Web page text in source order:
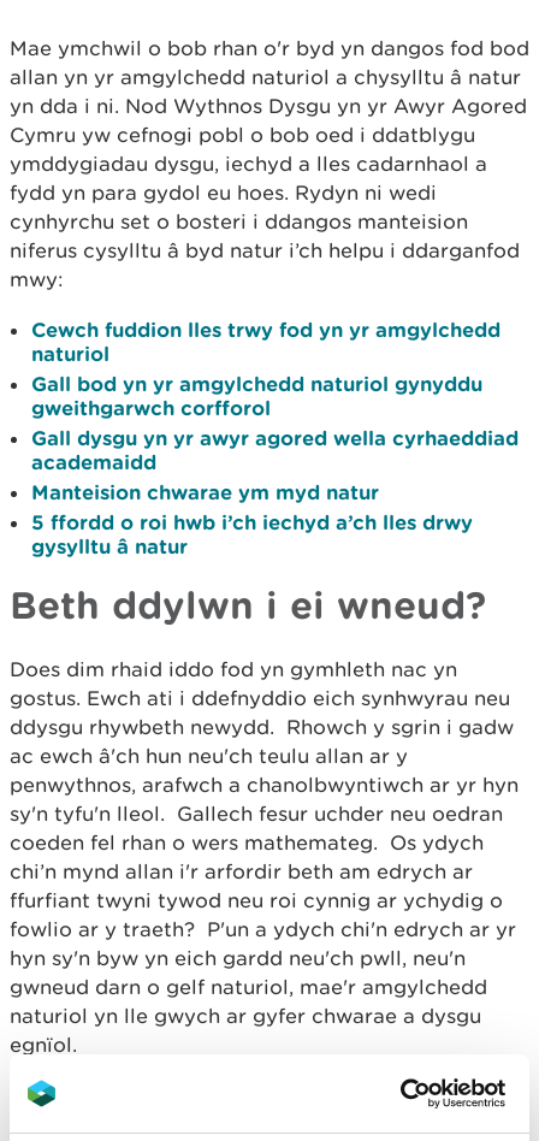
Mae ymchwil o bob rhan o'r byd yn dangos fod bod
allan yn yr amgylchedd naturiol a chysylltu â natur
yn dda i ni. Nod Wythnos Dysgu yn yr Awyr Agored
Cymru yw cefnogi pobl o bob oed i ddatblygu
ymddygiadau dysgu, iechyd a lles cadarnhaol a
fydd yn para gydol eu hoes. Rydyn ni wedi
cynhyrchu set o bosteri i ddangos manteision
niferus cysylltu â byd natur i’ch helpu i ddarganfod
mwy:
Cewch fuddion lles trwy fod yn yr amgylchedd
naturiol
Gall bod yn yr amgylchedd naturiol gynyddu
gweithgarwch corfforol
Gall dysgu yn yr awyr agored wella cyrhaeddiad
academaidd
Manteision chwarae ym myd natur
5 ffordd o roi hwb i’ch iechyd a’ch lles drwy
gysylltu â natur
Beth ddylwn i ei wneud?
Does dim rhaid iddo fod yn gymhleth nac yn
gostus. Ewch ati i ddefnyddio eich synhwyrau neu
ddysgu rhywbeth newydd. Rhowch y sgrin i gadw
ac ewch â'ch hun neu'ch teulu allan ar y
penwythnos, arafwch a chanolbwyntiwch ar yr hyn
sy'n tyfu'n lleol. Gallech fesur uchder neu oedran
coeden fel rhan o wers mathemateg. Os ydych
chi’n mynd allan i'r arfordir beth am edrych ar
ffurfiant twyni tywod neu roi cynnig ar ychydig o
fowlio ar y traeth? P'un a ydych chi'n edrych ar yr
hyn sy'n byw yn eich gardd neu'ch pwll, neu'n
gwneud darn o gelf naturiol, mae'r amgylchedd
naturiol yn lle gwych ar gyfer chwarae a dysgu
egnïol.
Edrychwch ar ein syniadau syml sy'n addas i